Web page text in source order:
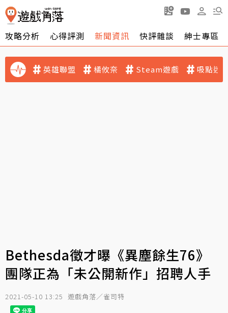
攻略分析 心得評測 新聞資訊 快評雜談 紳士專區
英雄聯盟 橘攸奈 Steam遊戲 吸點迷
Bethesda徵才曝《異塵餘生76》
團隊正為「未公開新作」招聘人手
2021-05-10 13:25 遊戲角落／雀司特